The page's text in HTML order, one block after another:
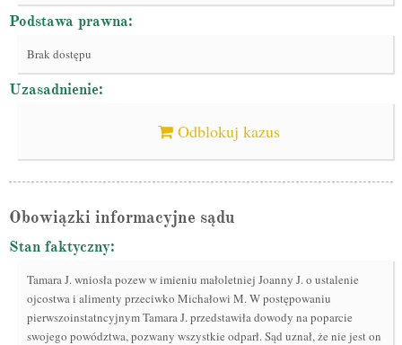
Podstawa prawna:
Brak dostępu
Uzasadnienie:
Odblokuj kazus
Obowiązki informacyjne sądu
Stan faktyczny:
Tamara J. wniosła pozew w imieniu małoletniej Joanny J. o ustalenie
ojcostwa i alimenty przeciwko Michałowi M. W postępowaniu
pierwszoinstatncyjnym Tamara J. przedstawiła dowody na poparcie
swojego powództwa, pozwany wszystkie odparł. Sąd uznał, że nie jest on